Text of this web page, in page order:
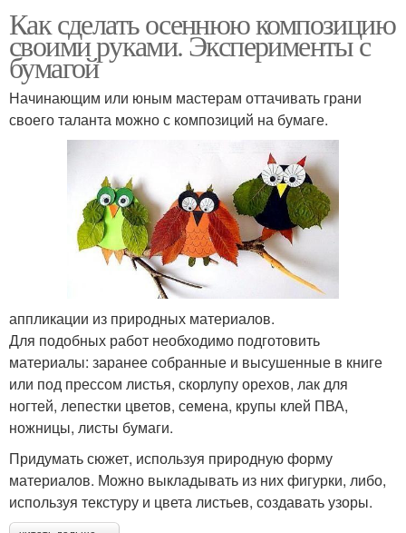
Как сделать осеннюю композицию
своими руками. Эксперименты с
бумагой
Начинающим или юным мастерам оттачивать грани
своего таланта можно с композиций на бумаге.
аппликации из природных материалов.
Для подобных работ необходимо подготовить
материалы: заранее собранные и высушенные в книге
или под прессом листья, скорлупу орехов, лак для
ногтей, лепестки цветов, семена, крупы клей ПВА,
ножницы, листы бумаги.
Придумать сюжет, используя природную форму
материалов. Можно выкладывать из них фигурки, либо,
используя текстуру и цвета листьев, создавать узоры.